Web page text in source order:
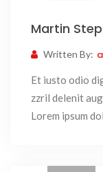
Martin
Written By:
Et iusto odio
zzril delenit
Lorem ipsum